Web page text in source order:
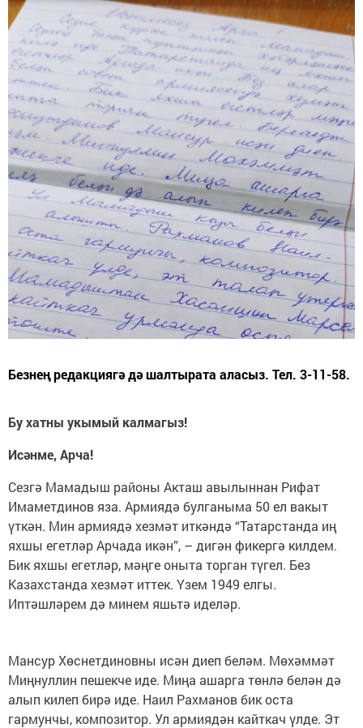
Безнең редакциягә дә шалтырата аласыз. Тел. 3-11-58.
Бу хатны укымый калмагыз!
Исәнме, Арча!
Сезгә Мамадыш районы Акташ авылыннан Рифат
Имаметдинов яза. Армиядә булганыма 50 ел вакыт
үткән. Мин армиядә хезмәт иткәндә “Татарстанда иң
яхшы егетләр Арчада икән”, – дигән фикергә килдем.
Бик яхшы егетләр, мәңге оныта торган түгел. Без
Казахстанда хезмәт иттек. Үзем 1949 елгы.
Иптәшләрем дә минем яшьтә иделәр.
Мансур Хөснетдиновны исән диеп беләм. Мөхәммәт
Миңнуллин пешекче иде. Миңа ашарга төнлә белән дә
алып килеп бирә иде. Наил Рахманов бик оста
гармунчы, композитор. Ул армиядән кайткач үлде. Эт